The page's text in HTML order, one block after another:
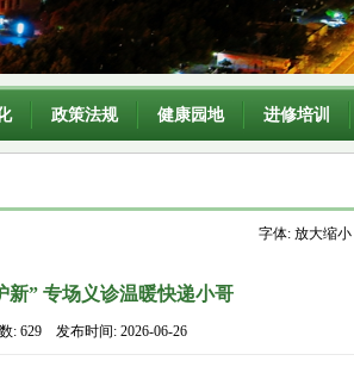
政策法规 健康园地 进修培训
字体: 放大缩小
新” 专场义诊温暖快递小哥
629 发布时间: 2026-06-26